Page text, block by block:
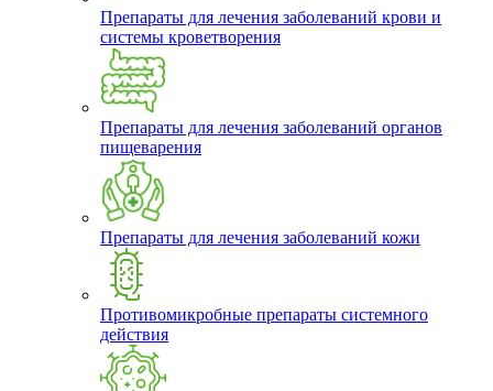
Препараты для лечения заболеваний крови и
системы кроветворения
Препараты для лечения заболеваний органов
пищеварения
Препараты для лечения заболеваний кожи
Противомикробные препараты системного
действия